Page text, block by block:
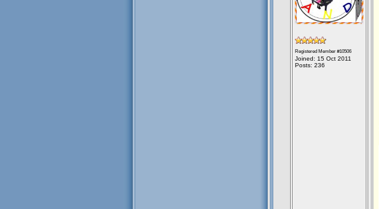
Registered Member #10506
Joined: 15 Oct 2011
Posts: 236